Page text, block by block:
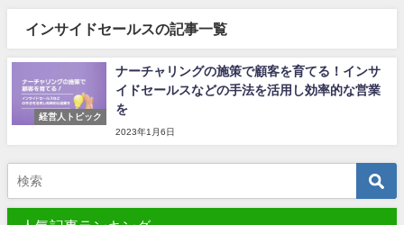
インサイドセールスの記事一覧
経営人トピック
ナーチャリングの施策で顧客を育てる！インサ
イドセールスなどの手法を活用し効率的な営業
を
2023年1月6日